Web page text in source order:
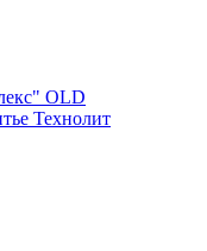
OLD
Технолит